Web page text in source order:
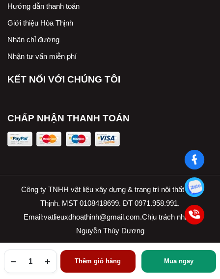
Thêm giỏ hàng Mua ngay
Hướng dẫn thanh toán
Giới thiệu Hòa Thịnh
Nhận chỉ đường
Nhận tư vấn miễn phí
KẾT NỐI VỚI CHÚNG TÔI
CHẤP NHẬN THANH TOÁN
Công ty TNHH vật liệu xây dựng & trang trí nội thất Hòa
Thịnh. MST 0108418699. ĐT 0971.958.991.
Email:vatlieuxdhoathinh@gmail.com.Chịu trách nhiệm
Nguyễn Thùy Dương